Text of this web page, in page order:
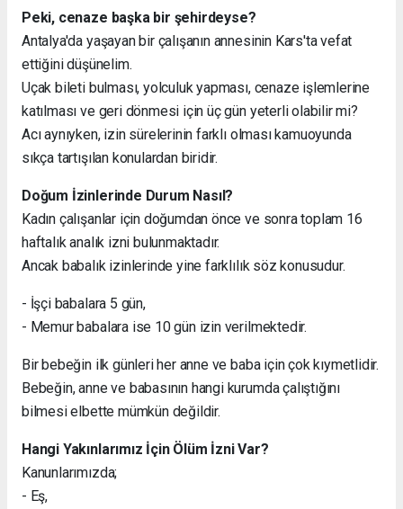
Peki, cenaze başka bir şehirdeyse?
Antalya'da yaşayan bir çalışanın annesinin Kars'ta vefat
ettiğini düşünelim.
Uçak bileti bulması, yolculuk yapması, cenaze işlemlerine
katılması ve geri dönmesi için üç gün yeterli olabilir mi?
Acı aynıyken, izin sürelerinin farklı olması kamuoyunda
sıkça tartışılan konulardan biridir.
Doğum İzinlerinde Durum Nasıl?
Kadın çalışanlar için doğumdan önce ve sonra toplam 16
haftalık analık izni bulunmaktadır.
Ancak babalık izinlerinde yine farklılık söz konusudur.
- İşçi babalara 5 gün,
- Memur babalara ise 10 gün izin verilmektedir.
Bir bebeğin ilk günleri her anne ve baba için çok kıymetlidir.
Bebeğin, anne ve babasının hangi kurumda çalıştığını
bilmesi elbette mümkün değildir.
Hangi Yakınlarımız İçin Ölüm İzni Var?
Kanunlarımızda;
- Eş,